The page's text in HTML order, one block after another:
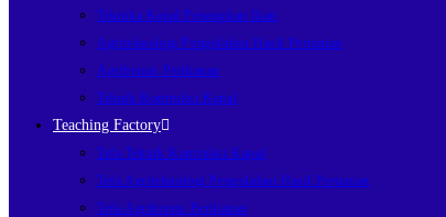
Teknika Kapal Penangkap Ikan
Agriteknologi Pengolahan Hasil Pertanian
Agribisnis Perikanan
Teknik Kontruksi Kapal
Teaching Factory
Tefa Teknik Kontruksi Kapal
Tefa Agriteknologi Pengolahan Hasil Pertanian
Tefa Agribisnis Perikanan